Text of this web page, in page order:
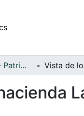
APFFVC - Fauna - Patrimonial